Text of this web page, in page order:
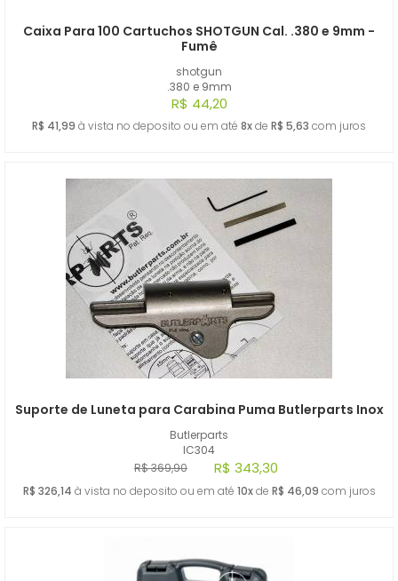
shotgun
.380 e 9mm
Caixa Para 100 Cartuchos SHOTGUN Cal. .380 e 9mm -
Fumê
R$ 44,20
R$ 41,99 à vista no deposito ou em até 8xde R$ 5,63 com juros
Butlerparts
IC304
Suporte de Luneta para Carabina Puma Butlerparts Inox
R$ 369,90 R$ 343,30
R$ 326,14 à vista no deposito ou em até 10xde R$ 46,09 com juros